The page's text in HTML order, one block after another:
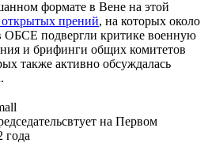
формате в Вене на этой
прений, на которых около
ОБСЕ подвергли критике военную
и брифинги общих комитетов
также активно обсуждалась
на Первом
года